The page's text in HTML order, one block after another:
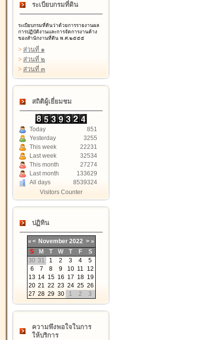
ระเบียบกรมที่ดิน
ระเบียบกรมที่ดินว่าด้วยการรายงานผล
การปฏิบัติงานและการจัดการงานค้าง
ของสำนักงานที่ดิน พ.ศ.๒๕๕๕
> ส่วนที่ ๑
> ส่วนที่ ๒
> ส่วนที่ ๓
สถิติผู้เยี่ยมชม
Today
851
Yesterday
3255
This week
22231
Last week
32534
This month
27274
Last month
133629
All days
8539324
Visitors Counter
ปฏิทิน
« < November 2022 > »
S
M T W T F
S
30 31 1 2 3 4
5
6
7 8 9 10 11
12
13 14 15 16 17 18 19
20 21 22 23 24 25 26
27 28 29 30 1 2 3
ความพึงพอใจในการ
ให้บริการ